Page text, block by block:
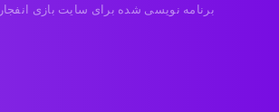
برنامه نویسی شده برای سایت بازی انفجار Enfejar.Vip